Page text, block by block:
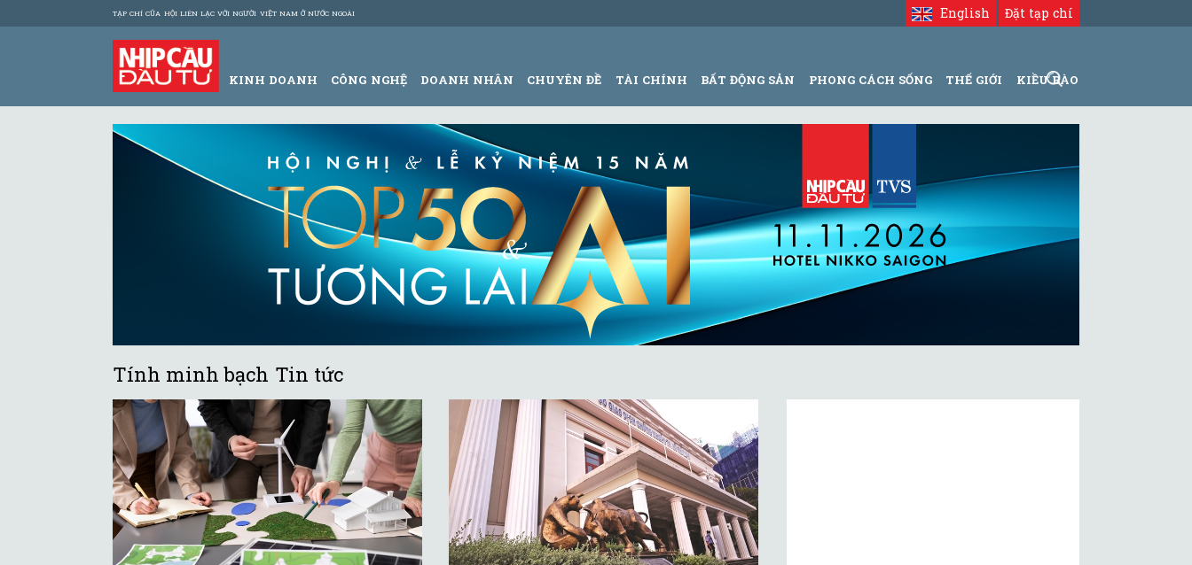
TẠP CHÍ CỦA HỘI LIÊN LẠC VỚI NGƯỜI VIỆT NAM Ở NƯỚC NGOÀI Đặt tạp chí
English
KINH DOANH CÔNG NGHỆ DOANH NHÂN CHUYÊN ĐỀ TÀI CHÍNH BẤT ĐỘNG SẢN PHONG CÁCH SỐNG THẾ GIỚI KIỀU BÀO
Tính minh bạch Tin tức